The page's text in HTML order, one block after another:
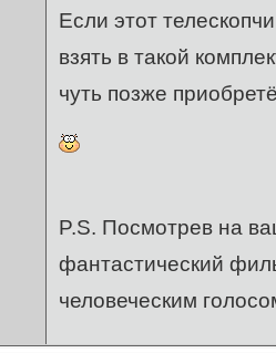
Если этот
взять в такой
чуть позже
P.S. Посмотрев на
фантастический
человеческим